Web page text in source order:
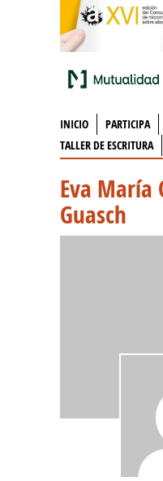
INICIO PARTICIPA
TALLER DE ESCRITURA
Eva María
Guasch